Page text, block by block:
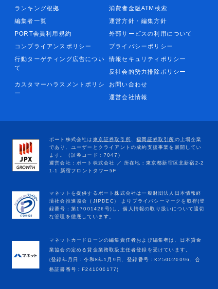
ランキング根拠
消費者金融ATM検索
編集者一覧
運営方針・編集方針
PORT会員利用規約
外部サービスの利用について
コンプライアンスポリシー
プライバシーポリシー
行動ターゲティング広告につい
て
情報セキュリティポリシー
反社会的勢力排除ポリシー
カスタマーハラスメントポリシ
ー
お問い合わせ
運営会社情報
マネットカードローンの編集責任者および編集者は、日本貸金
業協会の定める貸金業務取扱主任者登録を受けています。
(登録年月日：令和8年1月9日、登録番号：K250020096、合
格証書番号：F241000177)